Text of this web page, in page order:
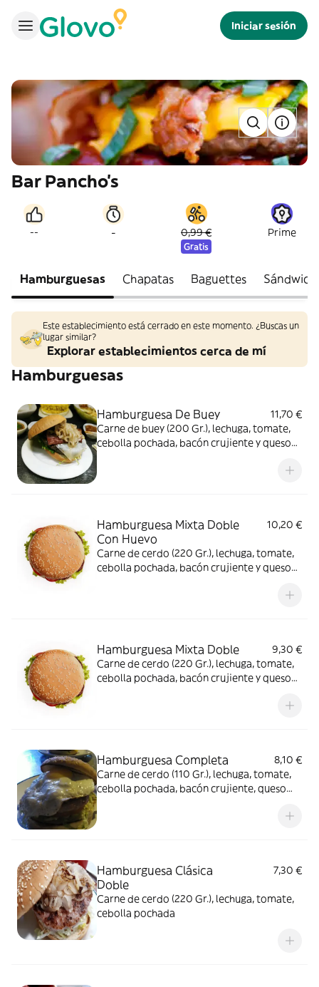
Iniciar sesión
Bar Pancho's
-- - 0,99 €
Gratis
Prime
Hamburguesas Chapatas Baguettes
Este establecimiento está cerrado en este momento. ¿Buscas un
lugar similar?
Explorar establecimientos cerca de mí
Hamburguesas
Hamburguesa De Buey
11,70 €
Carne de buey (200 Gr.), lechuga, tomate,
cebolla pochada, bacón crujiente y queso
Hamburguesa Mixta Doble
Con Huevo
10,20 €
Carne de cerdo (220 Gr.), lechuga, tomate,
cebolla pochada, bacón crujiente y queso
Hamburguesa Mixta Doble
9,30 €
Carne de cerdo (220 Gr.), lechuga, tomate,
cebolla pochada, bacón crujiente y queso
Hamburguesa Completa
8,10 €
Carne de cerdo (110 Gr.), lechuga, tomate,
cebolla pochada, bacón crujiente, queso
Hamburguesa Clásica
Doble
7,30 €
Carne de cerdo (220 Gr.), lechuga, tomate,
cebolla pochada